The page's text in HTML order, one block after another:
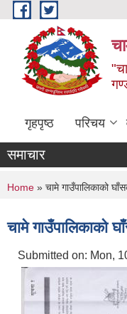
Skip to main content
गृहपृष्ठ परिचय
समाचार
You are here
Home » चामे गाउँपालिकाको
चामे गाउँपालिकाको
Submitted on: Mon,